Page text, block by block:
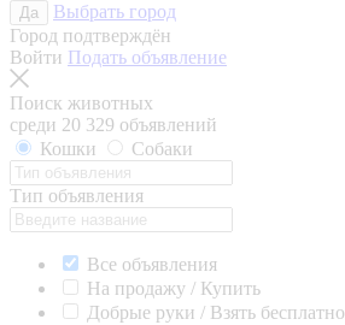
Да
Выбрать город
Город подтверждён
Войти Подать объявление
Поиск животных
среди 20 329 объявлений
Кошки
Собаки
Тип объявления
Все объявления
На продажу / Купить
Добрые руки / Взять бесплатно